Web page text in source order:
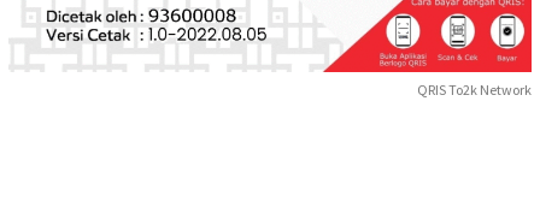
QRIS To2k Network